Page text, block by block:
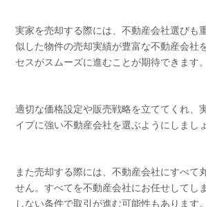
実家を売却する際には、不動産会社選びも
似した物件の売却実績が豊富な不動産会社
セスがスムーズに進むことが期待できます。
適切な価格設定や販売戦略を立ててくれ、
イプに強い不動産会社を選ぶようにしましょ
また売却する際には、不動産会社にすべて
せん。すべてを不動産会社にお任せしてし
しない条件で取引が進む可能性もあります。